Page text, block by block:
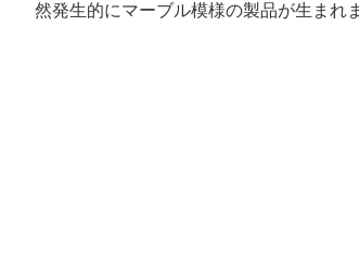
然発生的にマーブル模様の製品が生まれ